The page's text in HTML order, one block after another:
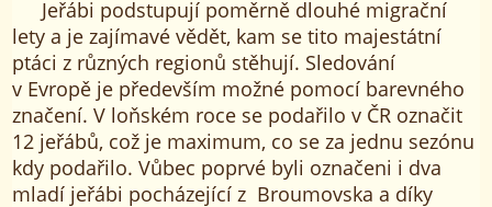
Jeřábi podstupují poměrně dlouhé migrační
lety a je zajímavé vědět, kam se tito majestátní
ptáci z různých regionů stěhují. Sledování
v Evropě je především možné pomocí barevného
značení. V loňském roce se podařilo v ČR označit
12 jeřábů, což je maximum, co se za jednu sezónu
kdy podařilo. Vůbec poprvé byli označeni i dva
mladí jeřábi pocházející z Broumovska a díky